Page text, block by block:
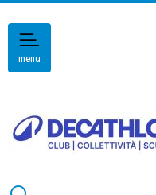
menu